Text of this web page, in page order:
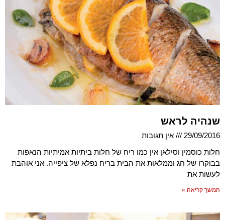
שנהיה לראש
29/09/2016
אין תגובות
חלות כוסמין וסילאן אין כמו ריח של חלות ביתיות אמיתיות הנאפות
בבוקרו של חג וממלאות את הבית בריח נפלא של ציפייה. אני אוהבת
לעשות את
המשך קריאה »